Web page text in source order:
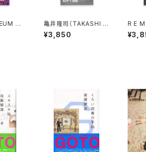
HA
maga
セバス
亀井隆司（TAKASHI K
AMEI）neuroaestheti
cs
¥3,850
R E
THE